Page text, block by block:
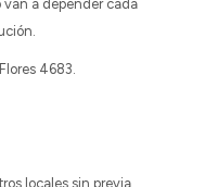
van a depender cada
4683.
locales sin previa